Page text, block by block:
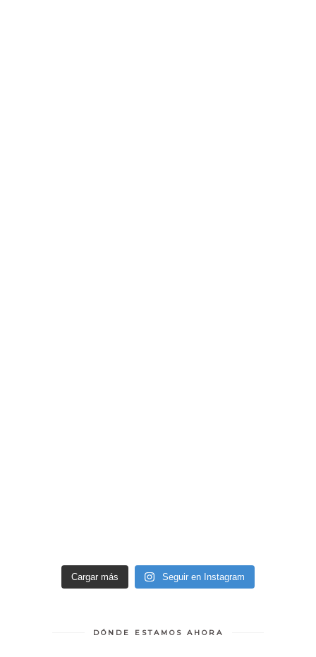
Cargar más Seguir en Instagram
DÓNDE ESTAMOS AHORA